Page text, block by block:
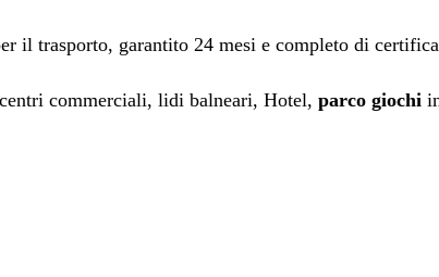
il trasporto, garantito 24 mesi e completo di
commerciali, lidi balneari, Hotel, parco giochi